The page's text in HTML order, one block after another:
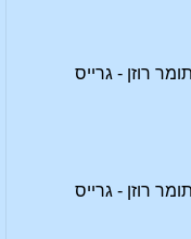
תומר רוזן - גרייס
תומר רוזן - גרייס